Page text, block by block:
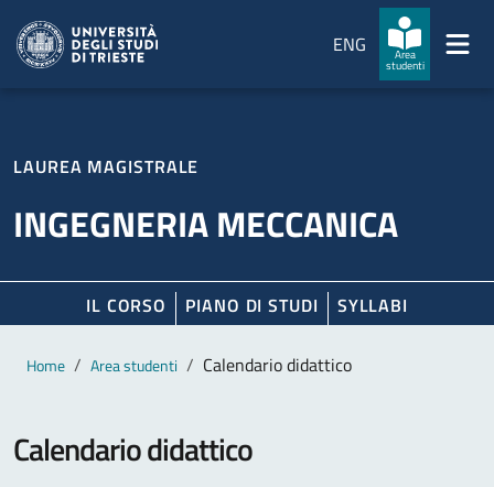
ENG
Area
studenti
LAUREA MAGISTRALE
INGEGNERIA MECCANICA
IL CORSO PIANO DI STUDI SYLLABI
Contenuto principale
Breadcrumb
Home Area studenti Calendario didattico
Calendario didattico